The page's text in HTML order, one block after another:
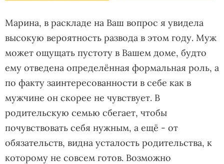
Марина, в раскладе на Ваш вопрос я увидела
высокую вероятность развода в этом году. Муж
может ощущать пустоту в Вашем доме, будто
ему отведена определённая формальная роль, а
по факту заинтересованности в себе как в
мужчине он скорее не чувствует. В
родительскую семью сбегает, чтобы
почувствовать себя нужным, а ещё - от
обязательств, видна усталость родительства, к
которому не совсем готов. Возможно